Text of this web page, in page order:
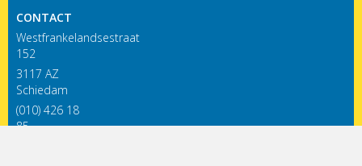
CONTACT
Westfrankelandsestraat
152
3117 AZ
Schiedam
(010) 426 18
85